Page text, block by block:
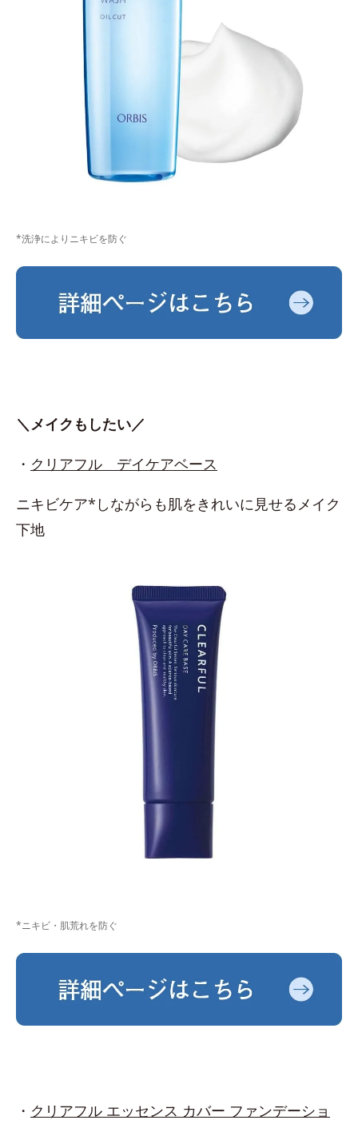
*洗浄によりニキビを防ぐ
＼メイクもしたい／
・ クリアフル デイケアベース
ニキビケア*しながらも肌をきれいに見せるメイク
下地
*ニキビ・肌荒れを防ぐ
・ クリアフル エッセンス カバー ファンデーショ